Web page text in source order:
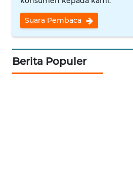
Suara Pembaca
Berita Populer
JAMBI